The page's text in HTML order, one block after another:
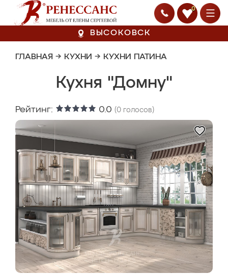
0
ВЫСОКОВСК
ГЛАВНАЯ → КУХНИ → КУХНИ ПАТИНА
Кухня "Домну"
Рейтинг: 0.0 (0 голосов)